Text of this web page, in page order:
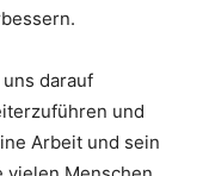
darauf
und
Arbeit und sein